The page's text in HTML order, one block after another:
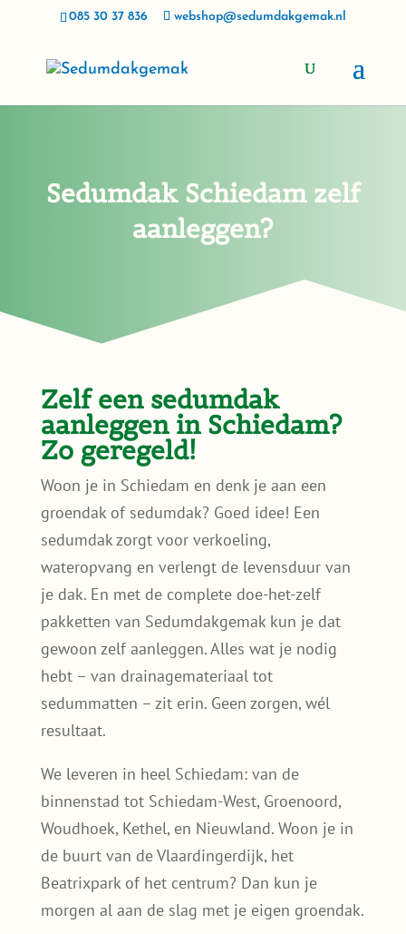
085 30 37 836 webshop@sedumdakgemak.nl
Sedumdak Schiedam zelf
aanleggen?
Zelf een sedumdak
aanleggen in Schiedam?
Zo geregeld!
Woon je in Schiedam en denk je aan een
groendak of sedumdak? Goed idee! Een
sedumdak zorgt voor verkoeling,
wateropvang en verlengt de levensduur van
je dak. En met de complete doe-het-zelf
pakketten van Sedumdakgemak kun je dat
gewoon zelf aanleggen. Alles wat je nodig
hebt – van drainagemateriaal tot
sedummatten – zit erin. Geen zorgen, wél
resultaat.
We leveren in heel Schiedam: van de
binnenstad tot Schiedam-West, Groenoord,
Woudhoek, Kethel, en Nieuwland. Woon je in
de buurt van de Vlaardingerdijk, het
Beatrixpark of het centrum? Dan kun je
morgen al aan de slag met je eigen groendak.